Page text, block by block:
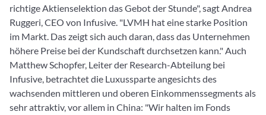
richtige Aktienselektion das Gebot der Stunde", sagt Andrea
Ruggeri, CEO von Infusive. "LVMH hat eine starke Position
im Markt. Das zeigt sich auch daran, dass das Unternehmen
höhere Preise bei der Kundschaft durchsetzen kann." Auch
Matthew Schopfer, Leiter der Research-Abteilung bei
Infusive, betrachtet die Luxussparte angesichts des
wachsenden mittleren und oberen Einkommenssegments als
sehr attraktiv, vor allem in China: "Wir halten im Fonds